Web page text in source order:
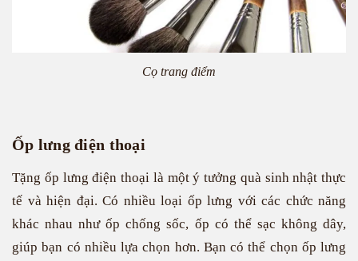
Cọ trang điểm
Ốp lưng điện thoại
Tặng ốp lưng điện thoại là một ý tưởng quà sinh nhật thực
tế và hiện đại. Có nhiều loại ốp lưng với các chức năng
khác nhau như ốp chống sốc, ốp có thể sạc không dây,
giúp bạn có nhiều lựa chọn hơn. Bạn có thể chọn ốp lưng